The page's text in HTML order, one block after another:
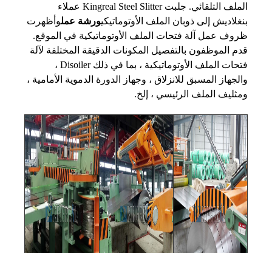
الملف التلقائي. جلبت Kingreal Steel Slitter عملاء
بنغلاديش إلى ذوبان الملف الأوتوماتيكيورشة عملوأظهرت
ظروف عمل آلة فتحات الملف الأوتوماتيكية في الموقع.
قدم الموظفون بالتفصيل المكونات الدقيقة المختلفة لآلة
فتحات الملف الأوتوماتيكية ، بما في ذلك Disoiler ،
والجهاز المسبق للانزلاق ، وجهاز الدورة الدموية الأمامية ،
ومثليف الملف الرئيسي ، إلخ.